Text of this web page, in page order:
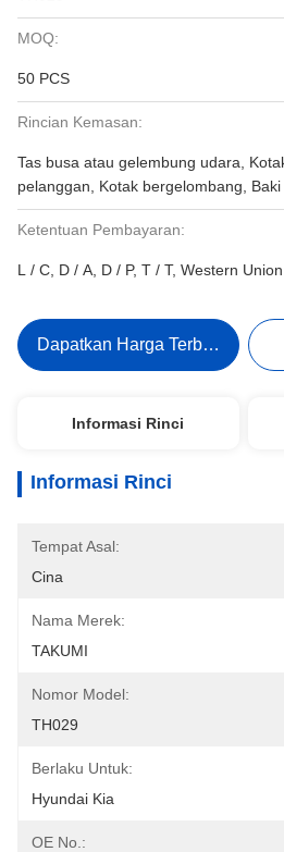
MOQ:
50 PCS
Rincian Kemasan:
Tas busa atau gelembung udara,
pelanggan, Kotak bergelombang,
Ketentuan Pembayaran:
L / C, D / A, D / P, T / T, Western Union
Dapatkan Harga Terbaik
Informasi Rinci
Informasi Rinci
Tempat Asal:
Cina
Nama Merek:
TAKUMI
Nomor Model:
TH029
Berlaku Untuk:
Hyundai Kia
OE No.: